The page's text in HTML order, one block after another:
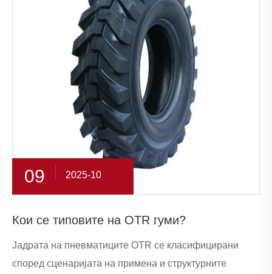
09 2025-10
Кои се типовите на OTR гуми?
Јадрата на пневматиците OTR се класифицирани
според сценаријата на примена и структурните